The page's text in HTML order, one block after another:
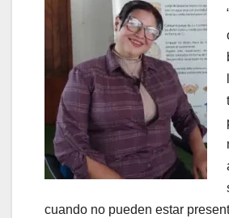
cuando no pueden estar